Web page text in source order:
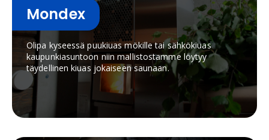
Mondex
Olipa kyseessä puukiuas mökille tai sähkökiuas
kaupunkiasuntoon niin mallistostamme löytyy
täydellinen kiuas jokaiseen saunaan.